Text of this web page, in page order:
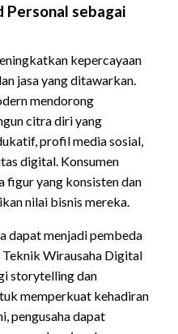
Personal sebagai
kepercayaan
jasa yang ditawarkan.
mendorong
citra diri yang
profil media sosial,
digital. Konsumen
figur yang konsisten dan
nilai bisnis mereka.
dapat menjadi pembeda
Wirausaha Digital
storytelling dan
memperkuat kehadiran
pengusaha dapat